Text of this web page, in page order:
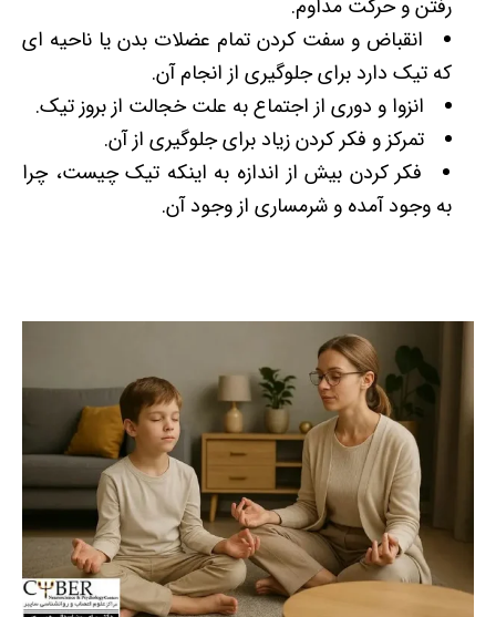
رفتن و حرکت مداوم.
انقباض و سفت کردن تمام عضلات بدن یا ناحیه ­ای
که تیک دارد برای جلوگیری از انجام آن.
انزوا و دوری از اجتماع به علت خجالت از بروز تیک.
تمرکز و فکر کردن زیاد برای جلوگیری از آن.
فکر کردن بیش از اندازه به اینکه تیک چیست، چرا
به وجود آمده و شرمساری از وجود آن.